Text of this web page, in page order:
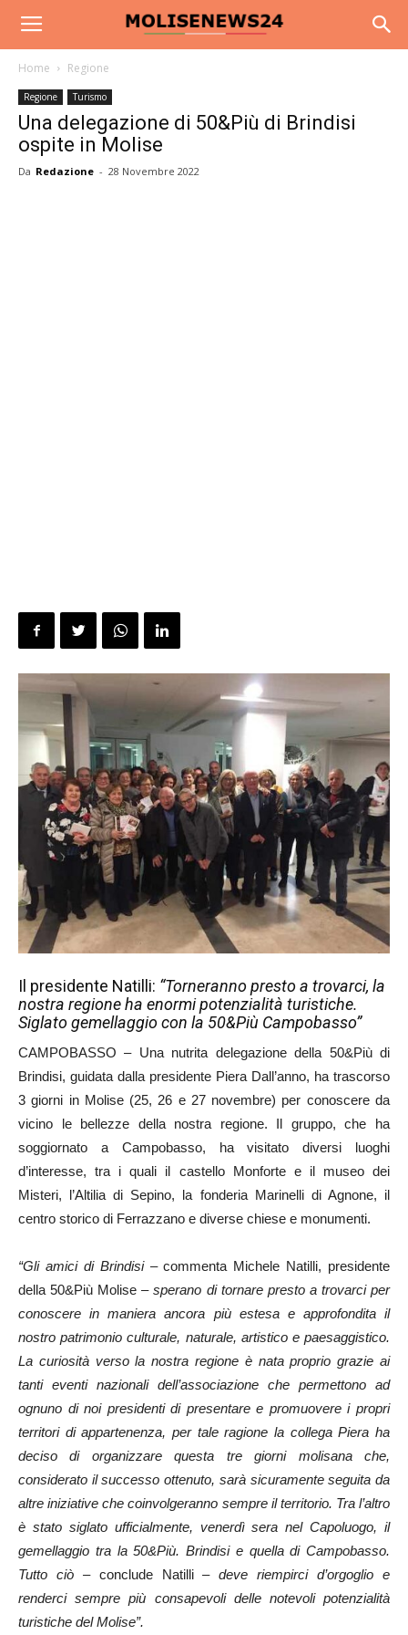
Home Regione
Regione Turismo
Una delegazione di 50&Più di Brindisi
ospite in Molise
Da Redazione - 28 Novembre 2022
Il presidente Natilli: “Torneranno presto a trovarci, la
nostra regione ha enormi potenzialità turistiche.
Siglato gemellaggio con la 50&Più Campobasso”
CAMPOBASSO – Una nutrita delegazione della 50&Più di
Brindisi, guidata dalla presidente Piera Dall’anno, ha trascorso
3 giorni in Molise (25, 26 e 27 novembre) per conoscere da
vicino le bellezze della nostra regione. Il gruppo, che ha
soggiornato a Campobasso, ha visitato diversi luoghi
d’interesse, tra i quali il castello Monforte e il museo dei
Misteri, l’Altilia di Sepino, la fonderia Marinelli di Agnone, il
centro storico di Ferrazzano e diverse chiese e monumenti.
“Gli amici di Brindisi –commenta Michele Natilli, presidente
della 50&Più Molise– sperano di tornare presto a trovarci per
conoscere in maniera ancora più estesa e approfondita il
nostro patrimonio culturale, naturale, artistico e paesaggistico.
La curiosità verso la nostra regione è nata proprio grazie ai
tanti eventi nazionali dell’associazione che permettono ad
ognuno di noi presidenti di presentare e promuovere i propri
territori di appartenenza, per tale ragione la collega Piera ha
deciso di organizzare questa tre giorni molisana che,
considerato il successo ottenuto, sarà sicuramente seguita da
altre iniziative che coinvolgeranno sempre il territorio. Tra l’altro
è stato siglato ufficialmente, venerdì sera nel Capoluogo, il
gemellaggio tra la 50&Più. Brindisi e quella di Campobasso.
Tutto ciò –conclude Natilli– deve riempirci d’orgoglio e
renderci sempre più consapevoli delle notevoli potenzialità
turistiche del Molise”.